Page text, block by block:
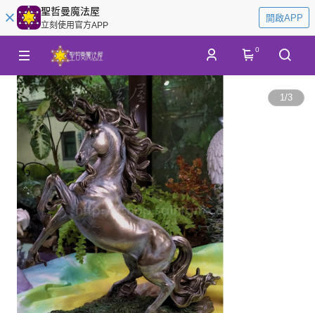
聖哲曼魔法屋
立刻使用官方APP
開啟APP
0
1/3